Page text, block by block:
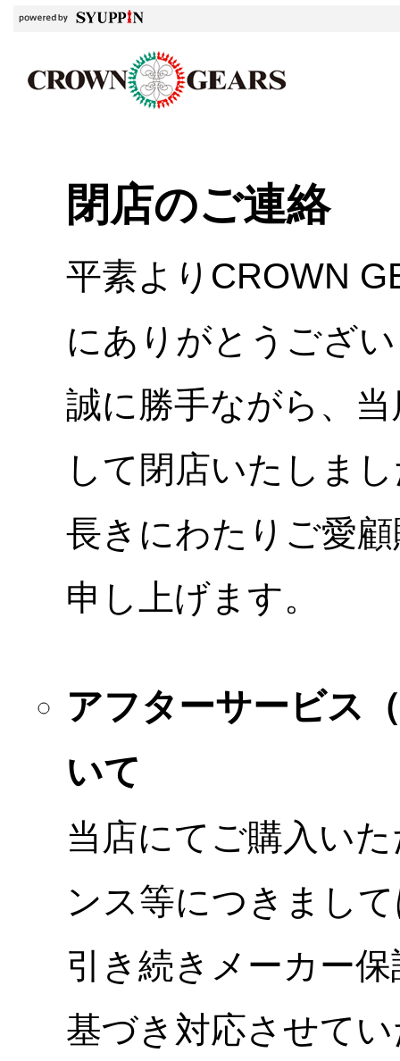
閉店のご連絡
平素よりCROWN
にありがとうござ
誠に勝手ながら、
して閉店いたしま
長きにわたりご愛
申し上げます。
アフターサービス
いて
当店にてご購入い
ンス等につきまし
引き続きメーカー
基づき対応させて